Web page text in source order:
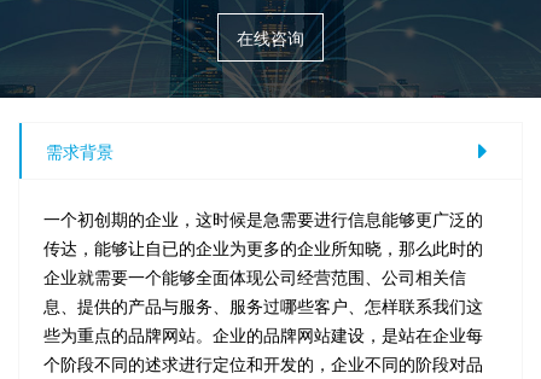
在线咨询
需求背景
一个初创期的企业，这时候是急需要进行信息能够更广泛的
传达，能够让自已的企业为更多的企业所知晓，那么此时的
企业就需要一个能够全面体现公司经营范围、公司相关信
息、提供的产品与服务、服务过哪些客户、怎样联系我们这
些为重点的品牌网站。企业的品牌网站建设，是站在企业每
个阶段不同的述求进行定位和开发的，企业不同的阶段对品